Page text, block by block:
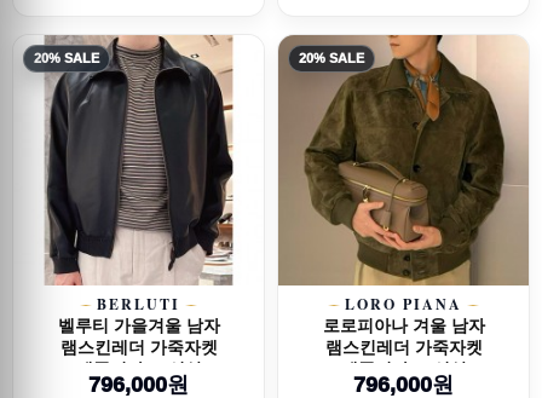
20% SALE
BERLUTI
벨루티 가을겨울 남자
램스킨레더 가죽자켓
레플리카 26신상
796,000원
20% SALE
LORO PIANA
로로피아나 겨울 남자
램스킨레더 가죽자켓
레플리카 26신상
796,000원